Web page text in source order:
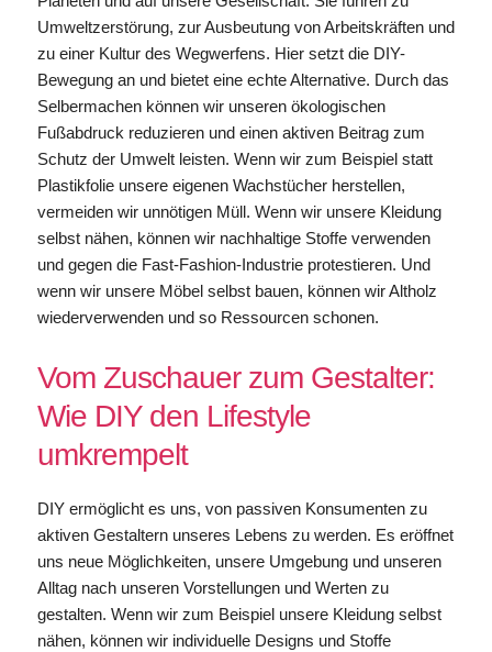
Umweltzerstörung, zur Ausbeutung von Arbeitskräften und
zu einer Kultur des Wegwerfens. Hier setzt die DIY-
Bewegung an und bietet eine echte Alternative. Durch das
Selbermachen können wir unseren ökologischen
Fußabdruck reduzieren und einen aktiven Beitrag zum
Schutz der Umwelt leisten. Wenn wir zum Beispiel statt
Plastikfolie unsere eigenen Wachstücher herstellen,
vermeiden wir unnötigen Müll. Wenn wir unsere Kleidung
selbst nähen, können wir nachhaltige Stoffe verwenden
und gegen die Fast-Fashion-Industrie protestieren. Und
wenn wir unsere Möbel selbst bauen, können wir Altholz
wiederverwenden und so Ressourcen schonen.
Vom Zuschauer zum Gestalter:
Wie DIY den Lifestyle
umkrempelt
DIY ermöglicht es uns, von passiven Konsumenten zu
aktiven Gestaltern unseres Lebens zu werden. Es eröffnet
uns neue Möglichkeiten, unsere Umgebung und unseren
Alltag nach unseren Vorstellungen und Werten zu
gestalten. Wenn wir zum Beispiel unsere Kleidung selbst
nähen, können wir individuelle Designs und Stoffe